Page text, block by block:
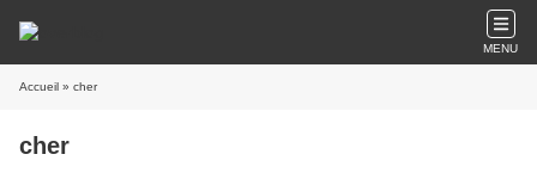
MENU
Accueil » cher
cher